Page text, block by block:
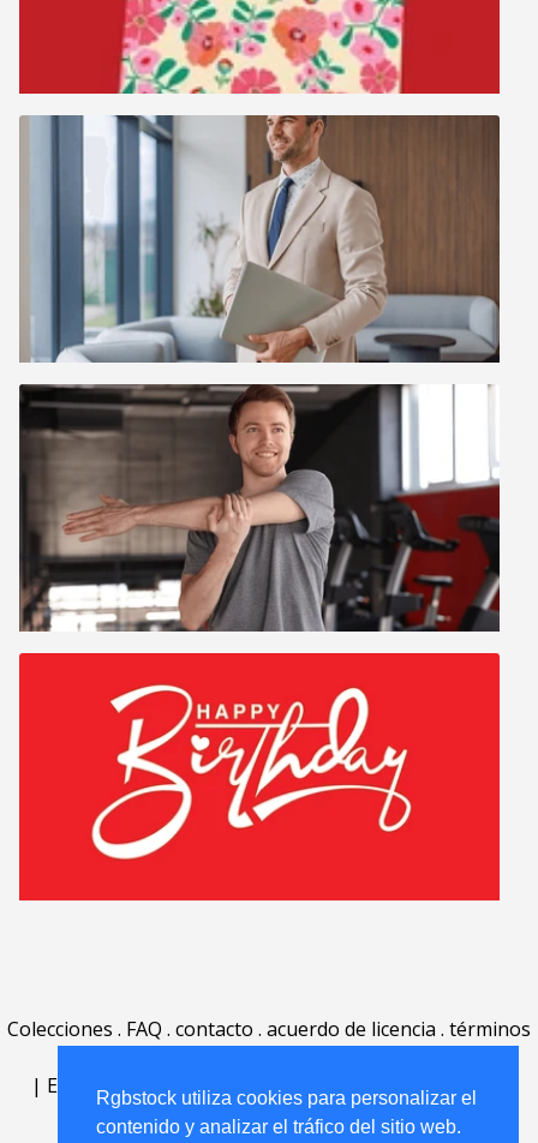
Rgbstock utiliza cookies para personalizar el
contenido y analizar el tráfico del sitio web.
Colecciones . FAQ . contacto . acuerdo de licencia . términos
| English | Deutsch| Español Português
Nederlands|